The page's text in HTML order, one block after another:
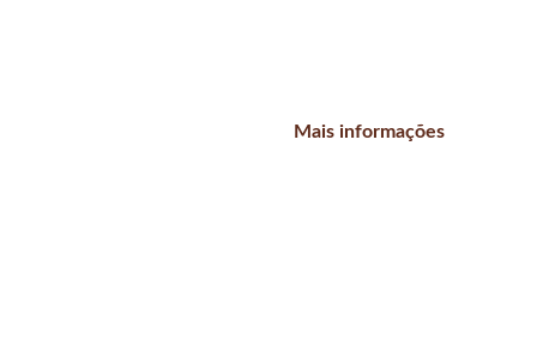
Mais informações